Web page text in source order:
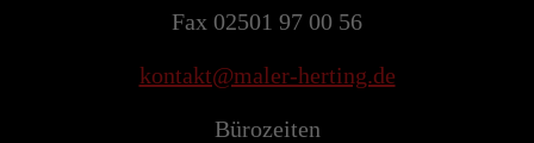
Fax 02501 97 00 56
kontakt@maler-herting.de
Bürozeiten